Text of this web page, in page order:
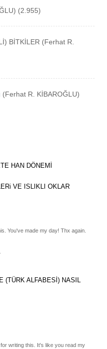
(2.955)
BİTKİLER (Ferhat R.
(Ferhat R. KİBAROĞLU)
HAN DÖNEMİ
VE ISLIKLI OKLAR
You've made my day! Thx again.
(TÜRK ALFABESİ) NASIL
writing this. It's like you read my